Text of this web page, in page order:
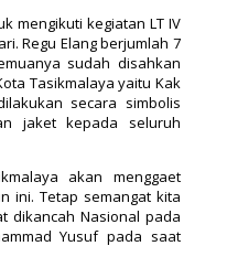
mengikuti kegiatan LT IV
Regu Elang berjumlah 7
sudah disahkan
Tasikmalaya yaitu Kak
secara simbolis
jaket kepada seluruh
akan menggaet
ini. Tetap semangat kita
dikancah Nasional pada
Yusuf pada saat